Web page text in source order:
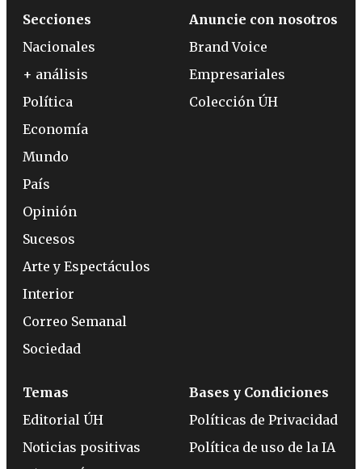
Secciones
Nacionales
+ análisis
Política
Economía
Mundo
País
Opinión
Sucesos
Arte y Espectáculos
Interior
Correo Semanal
Sociedad
Anuncie con nosotros
Brand Voice
Empresariales
Colección ÚH
Temas
Editorial ÚH
Noticias positivas
Bases y Condiciones
Políticas de Privacidad
Política de uso de la IA